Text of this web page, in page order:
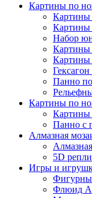
Картины по
Картины
Картины
Набор
Картины
Картины
Панно
Картины по
Картины
Панно с
Алмазная
5D
Игры и
Флюид